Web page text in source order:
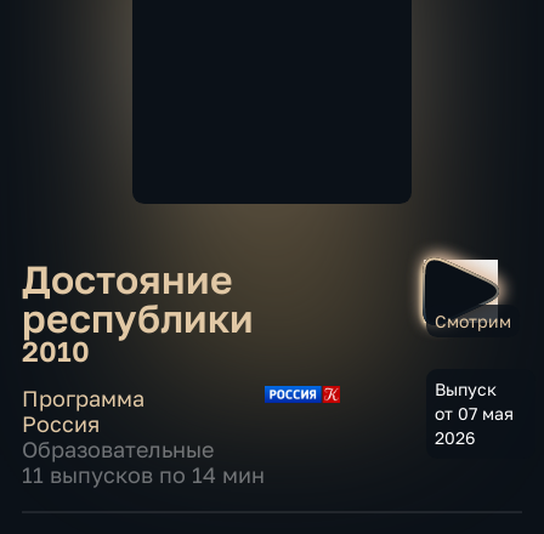
Достояние
республики
2010
Смотрим
Выпуск
от 07 мая
2026
Программа
Россия
Образовательные
11 выпусков по 14 мин